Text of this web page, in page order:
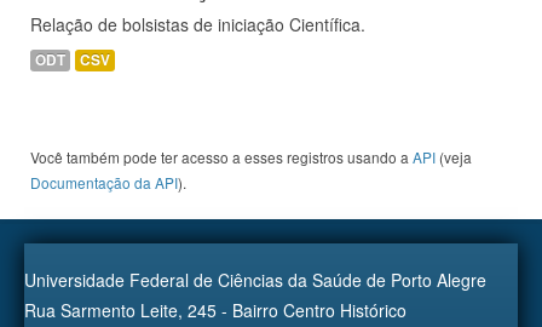
Relação de bolsistas de iniciação Científica.
ODT CSV
Você também pode ter acesso a esses registros usando a API (veja
Documentação da API).
Universidade Federal de Ciências da Saúde de Porto Alegre
Rua Sarmento Leite, 245 - Bairro Centro Histórico